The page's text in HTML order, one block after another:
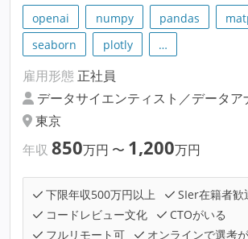
openai numpy pandas
seaborn
plotly …
雇用形態 正社員
データサイエンティスト／データア
東京
年収 850万円 〜 1,200万円
下限年収500万円以上
SIer在籍者歓
コードレビュー文化
CTOがいる
フルリモート可
オンラインで選考